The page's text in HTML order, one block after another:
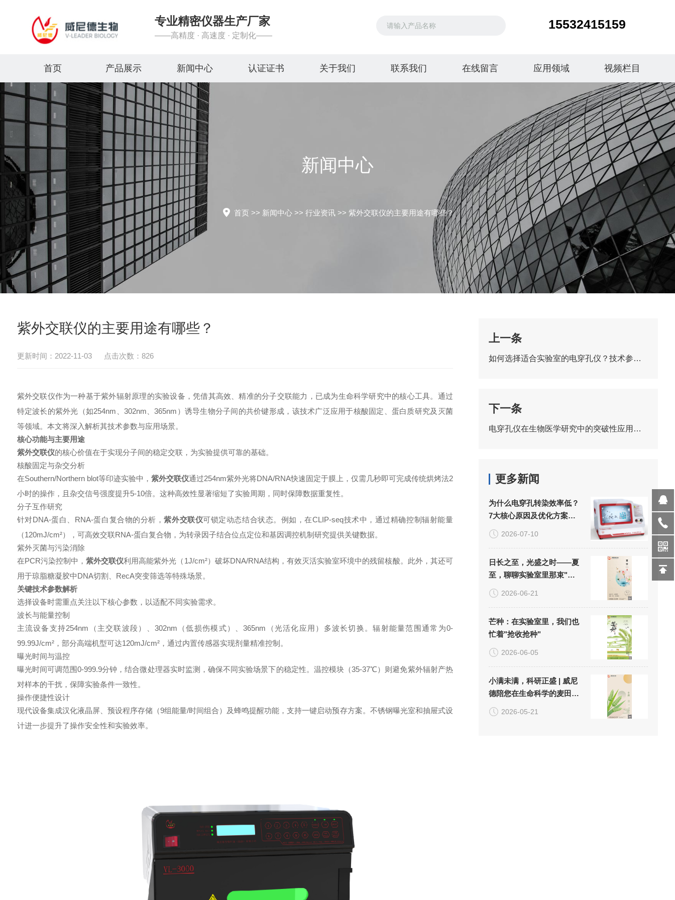
专业精密仪器生产厂家
——高精度 · 高速度 · 定制化——
15532415159
首页 产品展示 新闻中心 认证证书 关于我们 联系我们 在线留言 应用领域 视频栏目
新闻中心
首页 >> 新闻中心>> 行业资讯>> 紫外交联仪的主要用途有哪些？
紫外交联仪的主要用途有哪些？
更新时间：2022-11-03 点击次数：826
紫外交联仪作为一种基于紫外辐射原理的实验设备，凭借其高效、精准的分子交联能力，已成为生命科学研究中的核心工具。通过
特定波长的紫外光（如254nm、302nm、365nm）诱导生物分子间的共价键形成，该技术广泛应用于核酸固定、蛋白质研究及灭菌
等领域。本文将深入解析其技术参数与应用场景。
核心功能与主要用途
紫外交联仪的核心价值在于实现分子间的稳定交联，为实验提供可靠的基础。
核酸固定与杂交分析
在Southern/Northern blot等印迹实验中， 紫外交联仪通过254nm紫外光将DNA/RNA快速固定于膜上，仅需几秒即可完成传统烘烤法2
小时的操作，且杂交信号强度提升5-10倍。这种高效性显著缩短了实验周期，同时保障数据重复性。
分子互作研究
针对DNA-蛋白、RNA-蛋白复合物的分析，紫外交联仪可锁定动态结合状态。例如，在CLIP-seq技术中，通过精确控制辐射能量
（120mJ/cm²），可高效交联RNA-蛋白复合物，为转录因子结合位点定位和基因调控机制研究提供关键数据。
紫外灭菌与污染消除
在PCR污染控制中， 紫外交联仪利用高能紫外光（1J/cm²）破坏DNA/RNA结构，有效灭活实验室环境中的残留核酸。此外，其还可
用于琼脂糖凝胶中DNA切割、RecA突变筛选等特殊场景。
关键技术参数解析
选择设备时需重点关注以下核心参数，以适配不同实验需求。
波长与能量控制
主流设备支持254nm（主交联波段）、302nm（低损伤模式）、365nm（光活化应用）多波长切换。辐射能量范围通常为0-
99.99J/cm²，部分高端机型可达120mJ/cm²，通过内置传感器实现剂量精准控制。
曝光时间与温控
曝光时间可调范围0-999.9分钟，结合微处理器实时监测，确保不同实验场景下的稳定性。温控模块（35-37℃）则避免紫外辐射产热
对样本的干扰，保障实验条件一致性。
操作便捷性设计
现代设备集成汉化液晶屏、预设程序存储（9组能量/时间组合）及蜂鸣提醒功能，支持一键启动预存方案。不锈钢曝光室和抽屉式设
计进一步提升了操作安全性和实验效率。
上一条
如何选择适合实验室的电穿孔仪？技术参数与应用场景全解析
下一条
电穿孔仪在生物医学研究中的突破性应用案例分享
更多新闻
为什么电穿孔转染效率低？
7大核心原因及优化方案详
解
2026-07-10
日长之至，光盛之时——夏
至，聊聊实验室里那束"看
不见的光"
2026-06-21
芒种：在实验室里，我们也
忙着"抢收抢种"
2026-06-05
小满未满，科研正盛 | 威尼
德陪您在生命科学的麦田
里，收获实验的"小小圆满"
2026-05-21